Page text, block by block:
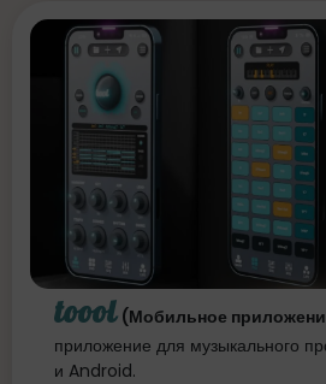
toool (Мобильное
приложение для музыкального
и Android.